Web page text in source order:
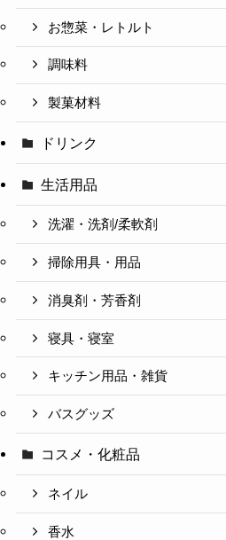
お惣菜・レトルト
調味料
製菓材料
ドリンク
生活用品
洗濯・洗剤/柔軟剤
掃除用具・用品
消臭剤・芳香剤
寝具・寝室
キッチン用品・雑貨
バスグッズ
コスメ・化粧品
ネイル
香水